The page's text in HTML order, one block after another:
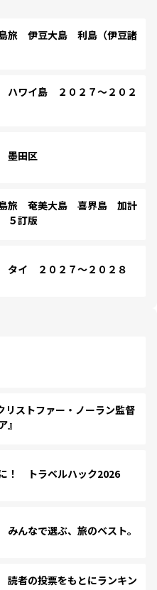
旅 伊豆大島 利島（伊豆諸
ワイ島 ２０２７～２０２
墨田区
旅 奄美大島 喜界島 加計
５訂版
イ ２０２７～２０２８
ストファー・ノーラン監督
』
！ トラベルハック2026
んなで選ぶ、旅のベスト。
者の投票をもとにランキン